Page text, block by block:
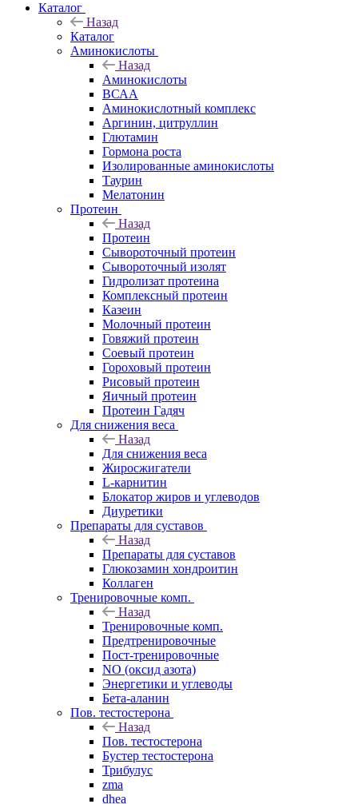
Каталог
Назад
Каталог
Аминокислоты
Назад
Аминокислоты
ВСАА
Аминокислотный комплекс
Аргинин, цитруллин
Глютамин
Гормона роста
Изолированные аминокислоты
Таурин
Мелатонин
Протеин
Назад
Протеин
Сывороточный протеин
Сывороточный изолят
Гидролизат протеина
Комплексный протеин
Казеин
Молочный протеин
Говяжий протеин
Соевый протеин
Гороховый протеин
Рисовый протеин
Яичный протеин
Протеин Гадяч
Для снижения веса
Назад
Для снижения веса
Жиросжигатели
L-карнитин
Блокатор жиров и углеводов
Диуретики
Препараты для суставов
Назад
Препараты для суставов
Глюкозамин хондроитин
Коллаген
Тренировочные комп.
Назад
Тренировочные комп.
Предтренировочные
Пост-тренировочные
NO (оксид азота)
Энергетики и углеводы
Бета-аланин
Пов. тестостерона
Назад
Пов. тестостерона
Бустер тестостерона
Трибулус
zma
dhea